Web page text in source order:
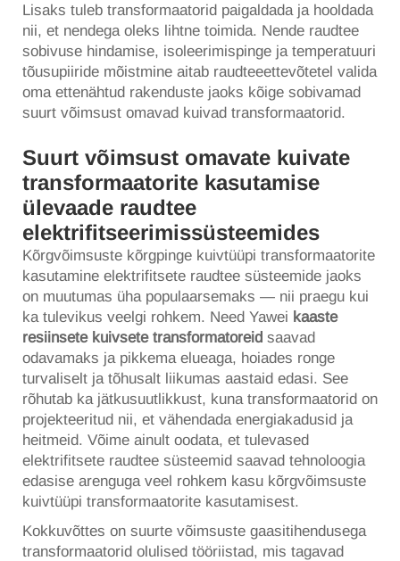
Lisaks tuleb transformaatorid paigaldada ja hooldada
nii, et nendega oleks lihtne toimida. Nende raudtee
sobivuse hindamise, isoleerimispinge ja temperatuuri
tõusupiiride mõistmine aitab raudteeettevõtetel valida
oma ettenähtud rakenduste jaoks kõige sobivamad
suurt võimsust omavad kuivad transformaatorid.
Suurt võimsust omavate kuivate
transformaatorite kasutamise
ülevaade raudtee
elektrifitseerimissüsteemides
Kõrgvõimsuste kõrgpinge kuivtüüpi transformaatorite
kasutamine elektrifitsete raudtee süsteemide jaoks
on muutumas üha populaarsemaks — nii praegu kui
ka tulevikus veelgi rohkem. Need Yawei kaaste
resiinsete kuivsete transformatoreid saavad
odavamaks ja pikkema elueaga, hoiades ronge
turvaliselt ja tõhusalt liikumas aastaid edasi. See
rõhutab ka jätkusuutlikkust, kuna transformaatorid on
projekteeritud nii, et vähendada energiakadusid ja
heitmeid. Võime ainult oodata, et tulevased
elektrifitsete raudtee süsteemid saavad tehnoloogia
edasise arenguga veel rohkem kasu kõrgvõimsuste
kuivtüüpi transformaatorite kasutamisest.
Kokkuvõttes on suurte võimsuste gaasitihendusega
transformaatorid olulised tööriistad, mis tagavad